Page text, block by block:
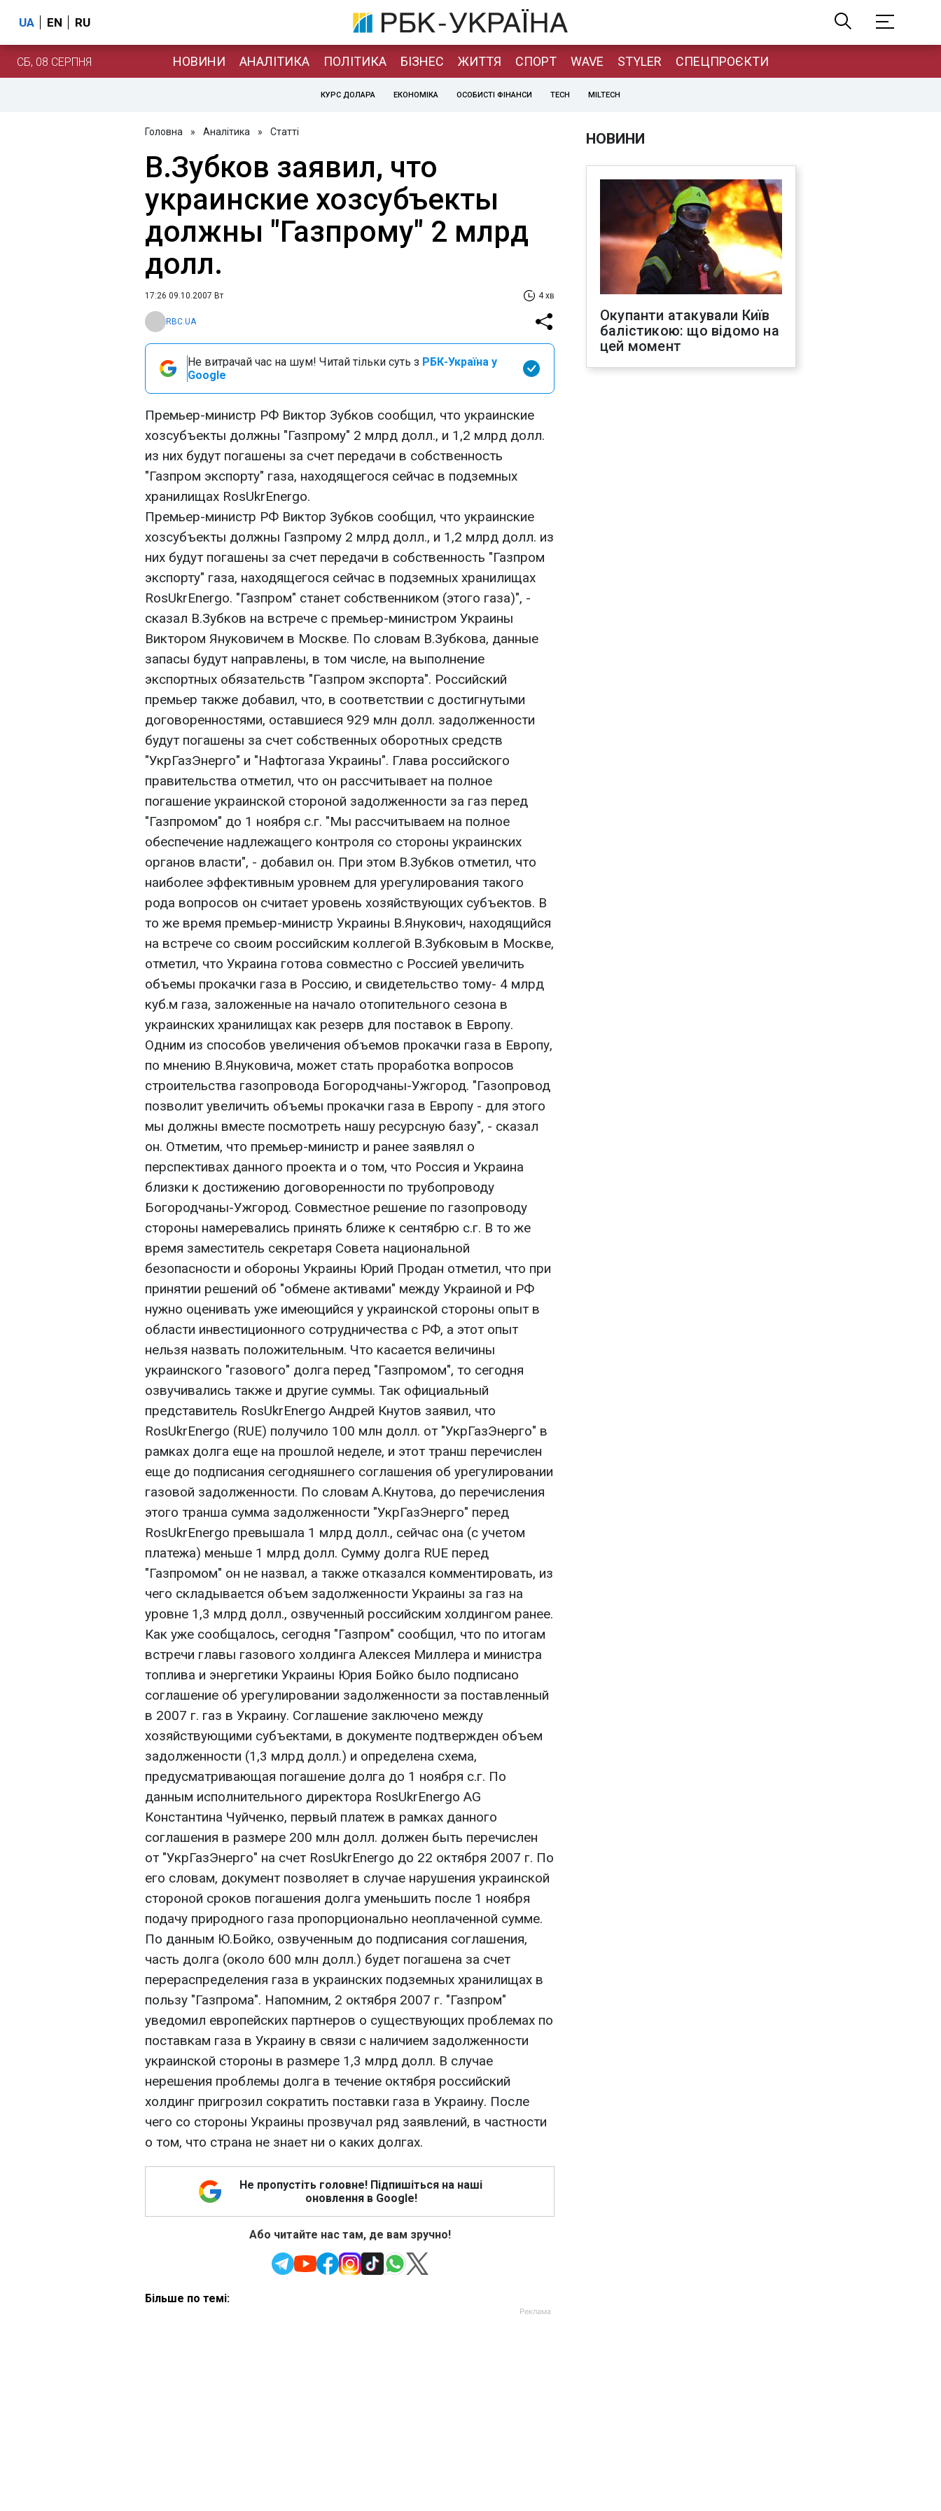
UA EN RU
СБ, 08 СЕРПНЯ НОВИНИ АНАЛІТИКА ПОЛІТИКА БІЗНЕС ЖИТТЯ СПОРТ WAVE STYLER СПЕЦПРОЄКТИ
КУРС ДОЛАРА ЕКОНОМІКА ОСОБИСТІ ФІНАНСИ TECH MILTECH
Головна » Аналітика » Статті
В.Зубков заявил, что
украинские хозсубъекты
должны "Газпрому" 2 млрд
долл.
17:26 09.10.2007 Вт 4 хв
RBC.UA
Не витрачай час на шум! Читай тільки суть з РБК-Україна у
Google
Премьер-министр РФ Виктор Зубков сообщил, что украинские
хозсубъекты должны "Газпрому" 2 млрд долл., и 1,2 млрд долл.
из них будут погашены за счет передачи в собственность
"Газпром экспорту" газа, находящегося сейчас в подземных
хранилищах RosUkrEnergo.
Премьер-министр РФ Виктор Зубков сообщил, что украинские
хозсубъекты должны Газпрому 2 млрд долл., и 1,2 млрд долл. из
них будут погашены за счет передачи в собственность "Газпром
экспорту" газа, находящегося сейчас в подземных хранилищах
RosUkrEnergo. "Газпром" станет собственником (этого газа)", -
сказал В.Зубков на встрече с премьер-министром Украины
Виктором Януковичем в Москве. По словам В.Зубкова, данные
запасы будут направлены, в том числе, на выполнение
экспортных обязательств "Газпром экспорта". Российский
премьер также добавил, что, в соответствии с достигнутыми
договоренностями, оставшиеся 929 млн долл. задолженности
будут погашены за счет собственных оборотных средств
"УкрГазЭнерго" и "Нафтогаза Украины". Глава российского
правительства отметил, что он рассчитывает на полное
погашение украинской стороной задолженности за газ перед
"Газпромом" до 1 ноября с.г. "Мы рассчитываем на полное
обеспечение надлежащего контроля со стороны украинских
органов власти", - добавил он. При этом В.Зубков отметил, что
наиболее эффективным уровнем для урегулирования такого
рода вопросов он считает уровень хозяйствующих субъектов. В
то же время премьер-министр Украины В.Янукович, находящийся
на встрече со своим российским коллегой В.Зубковым в Москве,
отметил, что Украина готова совместно с Россией увеличить
объемы прокачки газа в Россию, и свидетельство тому- 4 млрд
куб.м газа, заложенные на начало отопительного сезона в
украинских хранилищах как резерв для поставок в Европу.
Одним из способов увеличения объемов прокачки газа в Европу,
по мнению В.Януковича, может стать проработка вопросов
строительства газопровода Богородчаны-Ужгород. "Газопровод
позволит увеличить объемы прокачки газа в Европу - для этого
мы должны вместе посмотреть нашу ресурсную базу", - сказал
он. Отметим, что премьер-министр и ранее заявлял о
перспективах данного проекта и о том, что Россия и Украина
близки к достижению договоренности по трубопроводу
Богородчаны-Ужгород. Совместное решение по газопроводу
стороны намеревались принять ближе к сентябрю с.г. В то же
время заместитель секретаря Совета национальной
безопасности и обороны Украины Юрий Продан отметил, что при
принятии решений об "обмене активами" между Украиной и РФ
нужно оценивать уже имеющийся у украинской стороны опыт в
области инвестиционного сотрудничества с РФ, а этот опыт
нельзя назвать положительным. Что касается величины
украинского "газового" долга перед "Газпромом", то сегодня
озвучивались также и другие суммы. Так официальный
представитель RosUkrEnergo Андрей Кнутов заявил, что
RosUkrEnergo (RUE) получило 100 млн долл. от "УкрГазЭнерго" в
рамках долга еще на прошлой неделе, и этот транш перечислен
еще до подписания сегодняшнего соглашения об урегулировании
газовой задолженности. По словам А.Кнутова, до перечисления
этого транша сумма задолженности "УкрГазЭнерго" перед
RosUkrEnergo превышала 1 млрд долл., сейчас она (с учетом
платежа) меньше 1 млрд долл. Сумму долга RUE перед
"Газпромом" он не назвал, а также отказался комментировать, из
чего складывается объем задолженности Украины за газ на
уровне 1,3 млрд долл., озвученный российским холдингом ранее.
Как уже сообщалось, сегодня "Газпром" сообщил, что по итогам
встречи главы газового холдинга Алексея Миллера и министра
топлива и энергетики Украины Юрия Бойко было подписано
соглашение об урегулировании задолженности за поставленный
в 2007 г. газ в Украину. Соглашение заключено между
хозяйствующими субъектами, в документе подтвержден объем
задолженности (1,3 млрд долл.) и определена схема,
предусматривающая погашение долга до 1 ноября с.г. По
данным исполнительного директора RosUkrEnergo AG
Константина Чуйченко, первый платеж в рамках данного
соглашения в размере 200 млн долл. должен быть перечислен
от "УкрГазЭнерго" на счет RosUkrEnergo до 22 октября 2007 г. По
его словам, документ позволяет в случае нарушения украинской
стороной сроков погашения долга уменьшить после 1 ноября
подачу природного газа пропорционально неоплаченной сумме.
По данным Ю.Бойко, озвученным до подписания соглашения,
часть долга (около 600 млн долл.) будет погашена за счет
перераспределения газа в украинских подземных хранилищах в
пользу "Газпрома". Напомним, 2 октября 2007 г. "Газпром"
уведомил европейских партнеров о существующих проблемах по
поставкам газа в Украину в связи с наличием задолженности
украинской стороны в размере 1,3 млрд долл. В случае
нерешения проблемы долга в течение октября российский
холдинг пригрозил сократить поставки газа в Украину. После
чего со стороны Украины прозвучал ряд заявлений, в частности
о том, что страна не знает ни о каких долгах.
Не пропустіть головне! Підпишіться на наші
оновлення в Google!
Або читайте нас там, де вам зручно!
Більше по темі:
НОВИНИ
Окупанти атакували Київ
балістикою: що відомо на
цей момент